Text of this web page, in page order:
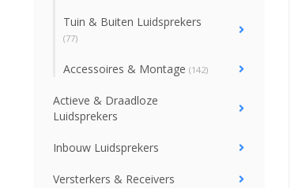
Tuin & Buiten Luidsprekers
(77)
Accessoires & Montage (142)
Actieve & Draadloze
Luidsprekers
Inbouw Luidsprekers
Versterkers & Receivers